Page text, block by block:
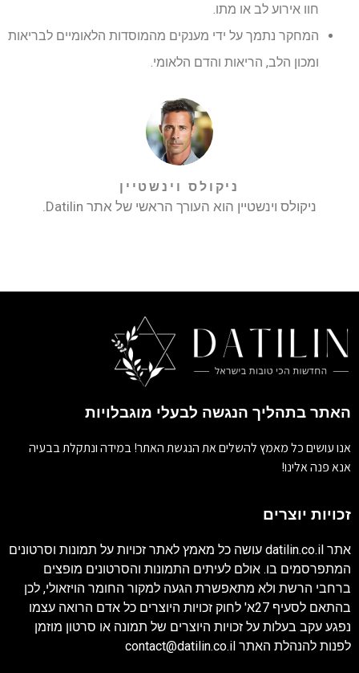
חוו אירוע לב או מתו.
המחקר נתמך על ידי מענקים מהמוסדות הלאומיים לבריאות
ומכון הלב, הריאות והדם הלאומי.
ניקולס וינשטיין
ניקולס וינשטיין הוא העורך הראשי של אתר Datilin.
האתר בתהליך הנגשה לבעלי מוגבלויות
אנו עושים כל מאמץ להשלים את הנגשת האתר! במידה ונתקלת בבעיה
אנא פנה אלינו!
זכויות יוצרים
אתר datilin.co.il עושה כל מאמץ לאתר זכויות על תמונות וסרטונים
המתפרסמים בו. אולם לעיתים התמונות והסרטונים מופצים
ברחבי הרשת ולא מתאפשרת הגעה למקור החומר הויזאולי, לכן
בהתאם לסעיף 27א' לחוק זכויות היוצרים כל אדם הרואה עצמו
נפגע עקב בעלות על זכויות היוצרים של תמונה או סרטון מוזמן
לפנות להנהלת האתר contact@datilin.co.il